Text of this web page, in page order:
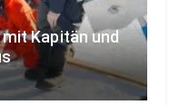
Kapitän und